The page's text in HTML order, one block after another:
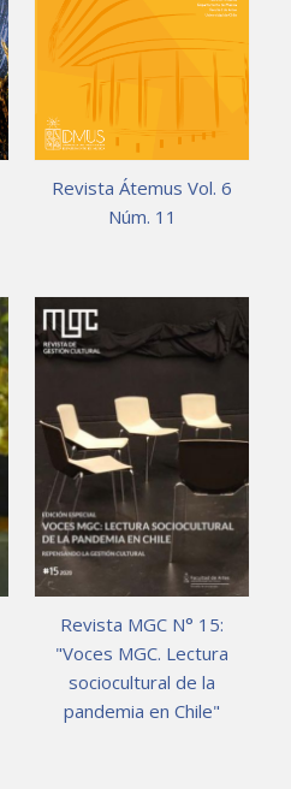
Revista Átemus Vol. 6
Núm. 11
Revista MGC N° 15:
"Voces MGC. Lectura
sociocultural de la
pandemia en Chile"